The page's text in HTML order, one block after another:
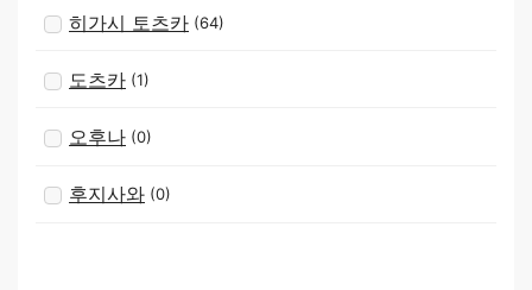
히가시 토츠카 (64)
도츠카 (1)
오후나 (0)
후지사와 (0)